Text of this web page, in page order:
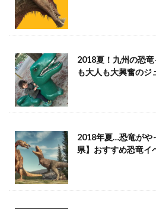
2018夏！九州の恐
も大人も大興奮のジ
2018年夏…恐竜がや
県】おすすめ恐竜イ